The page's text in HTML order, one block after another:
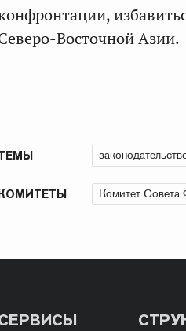
Восточной Азии.
Комитет Совета